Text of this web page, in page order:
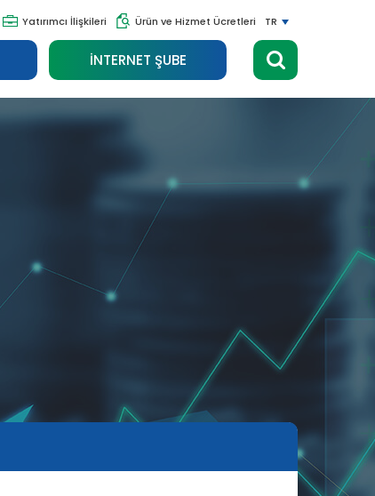
Yatırımcı İlişkileri Ürün ve Hizmet Ücretleri TR
İNTERNET ŞUBE